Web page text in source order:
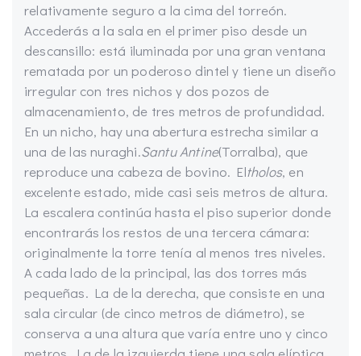
relativamente seguro a la cima del torreón.
Accederás a la sala en el primer piso desde un
descansillo: está iluminada por una gran ventana
rematada por un poderoso dintel y tiene un diseño
irregular con tres nichos y dos pozos de
almacenamiento, de tres metros de profundidad.
En un nicho, hay una abertura estrecha similar a
una de las nuraghi.Santu Antine(Torralba), que
reproduce una cabeza de bovino. Eltholos, en
excelente estado, mide casi seis metros de altura.
La escalera continúa hasta el piso superior donde
encontrarás los restos de una tercera cámara:
originalmente la torre tenía al menos tres niveles.
A cada lado de la principal, las dos torres más
pequeñas. La de la derecha, que consiste en una
sala circular (de cinco metros de diámetro), se
conserva a una altura que varía entre uno y cinco